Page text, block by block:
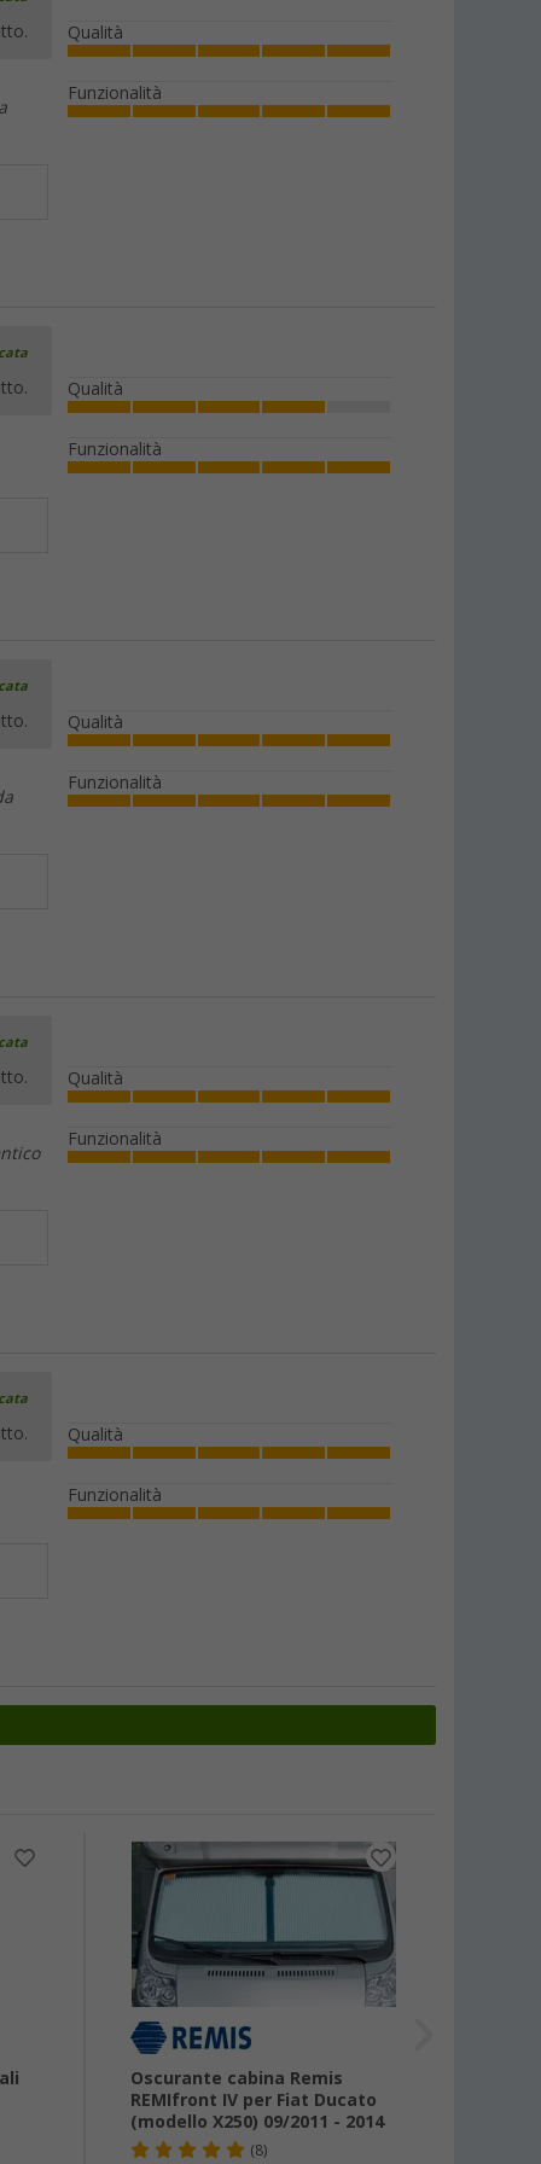
Qualità
Funzionalità
Qualità
Funzionalità
Qualità
Funzionalità
Qualità
Funzionalità
Qualità
Funzionalità
Oscurante cabina Remis
REMIfront IV per Fiat Ducato
(modello X250) 09/2011 - 2014
(8)